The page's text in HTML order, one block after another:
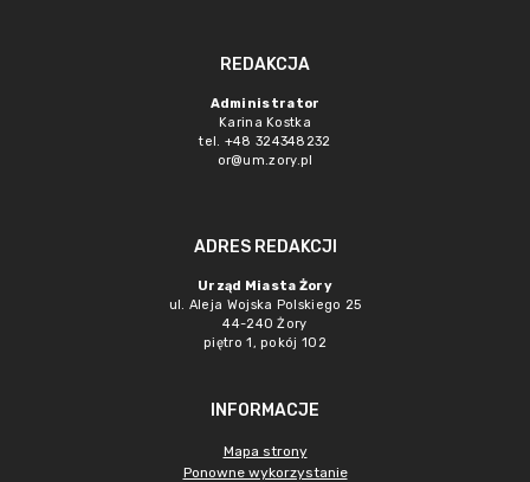
REDAKCJA
Administrator
Karina Kostka
tel. +48 324348232
or@um.zory.pl
ADRES REDAKCJI
Urząd Miasta Żory
ul. Aleja Wojska Polskiego 25
44-240 Żory
piętro 1, pokój 102
INFORMACJE
Mapa strony
Ponowne wykorzystanie